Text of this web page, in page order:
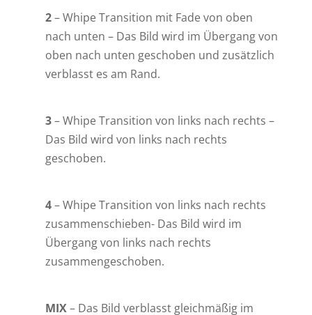
2– Whipe Transition mit Fade von oben
nach unten – Das Bild wird im Übergang von
oben nach unten geschoben und zusätzlich
verblasst es am Rand.
3– Whipe Transition von links nach rechts –
Das Bild wird von links nach rechts
geschoben.
4– Whipe Transition von links nach rechts
zusammenschieben- Das Bild wird im
Übergang von links nach rechts
zusammengeschoben.
MIX– Das Bild verblasst gleichmäßig im